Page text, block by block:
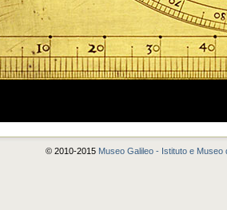
© 2010-2015 Museo Galileo - Istituto e Museo